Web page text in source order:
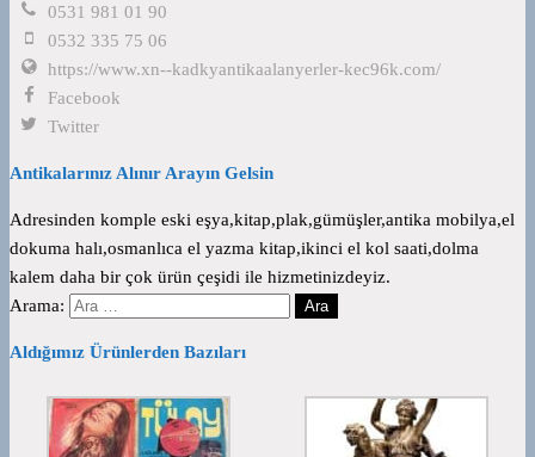
0531 981 01 90
0532 335 75 06
https://www.xn--kadkyantikaalanyerler-kec96k.com/
Facebook
Twitter
Antikalarınız Alınır Arayın Gelsin
Adresinden komple eski eşya,kitap,plak,gümüşler,antika mobilya,el
dokuma halı,osmanlıca el yazma kitap,ikinci el kol saati,dolma
kalem daha bir çok ürün çeşidi ile hizmetinizdeyiz.
Arama:
Aldığımız Ürünlerden Bazıları